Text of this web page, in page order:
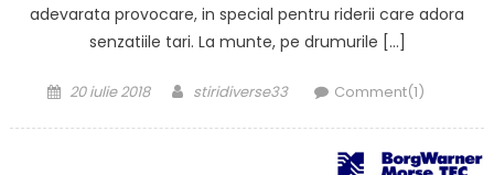
adevarata provocare, in special pentru riderii care adora
senzatiile tari. La munte, pe drumurile […]
Posted
20 iulie 2018 Author
stiridiverse33 Comment(1)